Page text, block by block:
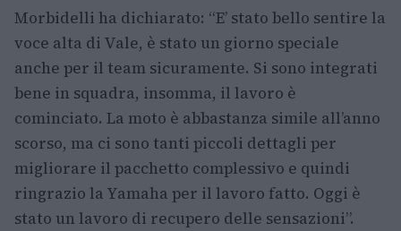
Morbidelli ha dichiarato: “E’ stato bello sentire la
voce alta di Vale, è stato un giorno speciale
anche per il team sicuramente. Si sono integrati
bene in squadra, insomma, il lavoro è
cominciato. La moto è abbastanza simile all’anno
scorso, ma ci sono tanti piccoli dettagli per
migliorare il pacchetto complessivo e quindi
ringrazio la Yamaha per il lavoro fatto. Oggi è
stato un lavoro di recupero delle sensazioni”.